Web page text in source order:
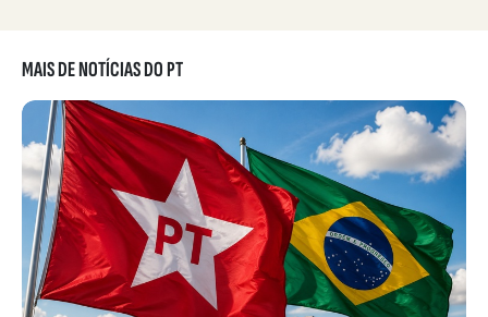
MAIS DE NOTÍCIAS DO PT